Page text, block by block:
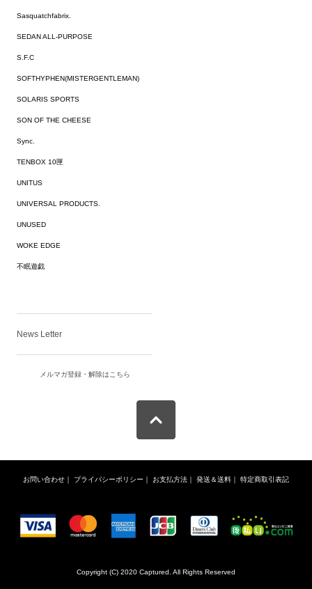
Sasquatchfabrix.
SEDAN ALL-PURPOSE
S.F.C
SOFTHYPHEN(MISTERGENTLEMAN)
SOLARIS SPORTS
SON OF THE CHEESE
Sync.
TENBOX 10匣
UNITUS
UNIVERSAL PRODUCTS.
UNUSED
WOKE EDGE
不眠遊戯
News Letter
メルマガ登録・解除はこちら
お問い合わせ プライバシーポリシー お支払方法 発送＆送料 特定商取引表記
Copyright (C) 2020 Captured. All Rights Reserved